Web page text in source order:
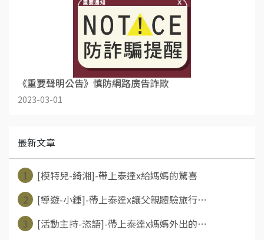
《重要聲明公告》慎防網路廣告詐欺
2023-03-01
最新文章
1
[模特兒-綺湘]-帶上泰達x給媽媽的驚喜
2
[導遊-小鍾]-帶上泰達x讓父親體驗旅行⋯
3
[活動主持-恣語]-帶上泰達x媽媽外出的⋯